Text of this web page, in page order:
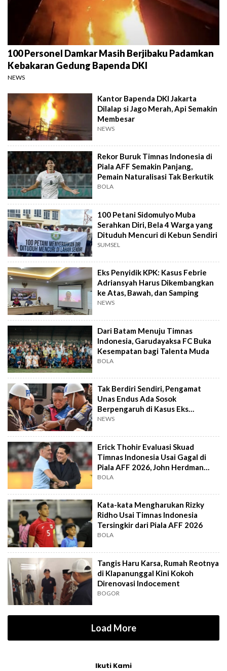
100 Personel Damkar Masih Berjibaku Padamkan
Kebakaran Gedung Bapenda DKI
NEWS
Kantor Bapenda DKI Jakarta
Dilalap si Jago Merah, Api Semakin
Membesar
NEWS
Rekor Buruk Timnas Indonesia di
Piala AFF Semakin Panjang,
Pemain Naturalisasi Tak Berkutik
BOLA
100 Petani Sidomulyo Muba
Serahkan Diri, Bela 4 Warga yang
Dituduh Mencuri di Kebun Sendiri
SUMSEL
Eks Penyidik KPK: Kasus Febrie
Adriansyah Harus Dikembangkan
ke Atas, Bawah, dan Samping
NEWS
Dari Batam Menuju Timnas
Indonesia, Garudayaksa FC Buka
Kesempatan bagi Talenta Muda
BOLA
Tak Berdiri Sendiri, Pengamat
Unas Endus Ada Sosok
Berpengaruh di Kasus Eks
Jampidsus
NEWS
Erick Thohir Evaluasi Skuad
Timnas Indonesia Usai Gagal di
Piala AFF 2026, John Herdman
Out?
BOLA
Kata-kata Mengharukan Rizky
Ridho Usai Timnas Indonesia
Tersingkir dari Piala AFF 2026
BOLA
Tangis Haru Karsa, Rumah Reotnya
di Klapanunggal Kini Kokoh
Direnovasi Indocement
BOGOR
Load More
Ikuti Kami